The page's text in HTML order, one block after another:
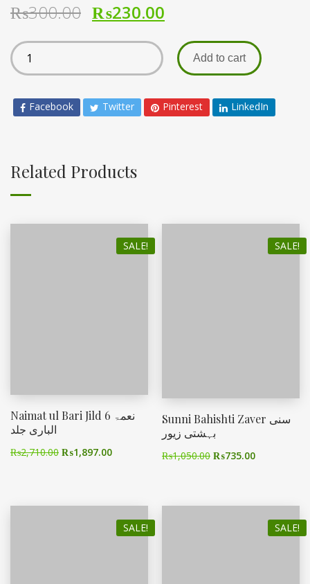
₨300.00 ₨230.00
Add to cart
Facebook Twitter Pinterest LinkedIn
Related Products
SALE!
Naimat ul Bari Jild 6 نعمۃ
الباری جلد
₨2,710.00 ₨1,897.00
SALE!
Sunni Bahishti Zaver سنی
بہشتی زیور
₨1,050.00 ₨735.00
SALE! SALE!